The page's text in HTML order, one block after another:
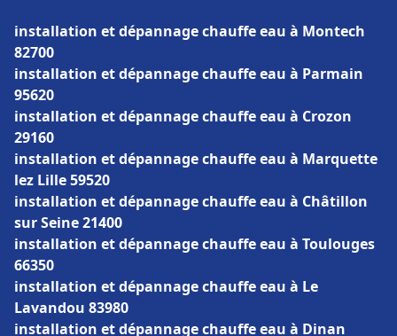
installation et dépannage chauffe eau à Montech
82700
installation et dépannage chauffe eau à Parmain
95620
installation et dépannage chauffe eau à Crozon
29160
installation et dépannage chauffe eau à Marquette
lez Lille 59520
installation et dépannage chauffe eau à Châtillon
sur Seine 21400
installation et dépannage chauffe eau à Toulouges
66350
installation et dépannage chauffe eau à Le
Lavandou 83980
installation et dépannage chauffe eau à Dinan